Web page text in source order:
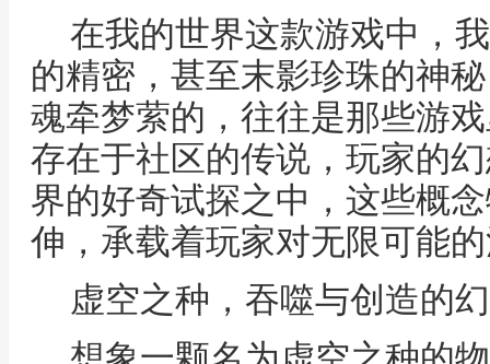
在我的世界这款游戏中，
的精密，甚至末影珍珠的神
魂牵梦萦的，往往是那些游
存在于社区的传说，玩家的
界的好奇试探之中，这些概
伸，承载着玩家对无限可能
虚空之种，吞噬与创造的